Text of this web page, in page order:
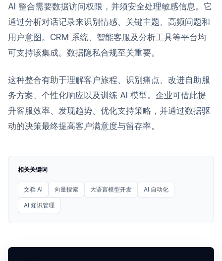
AI 整合需要数据访问权限，并须安全处理敏感信息。它
通过分析对话记录来识别情感、关键主题、高频问题和
用户意图。CRM 系统、智能客服及分析工具等平台均
可支持该集成。数据隐私合规至关重要。
这种整合有助于理解客户旅程、识别痛点、改进自助服
务方案、个性化响应以及训练 AI 模型。企业可借此提
升客服效率、发现趋势、优化支持策略，并通过数据驱
动的决策最终提高客户满意度与留存率。
相关关键词
文档 AI 向量搜索 大语言模型开发 AI 自动化
AI 知识管理